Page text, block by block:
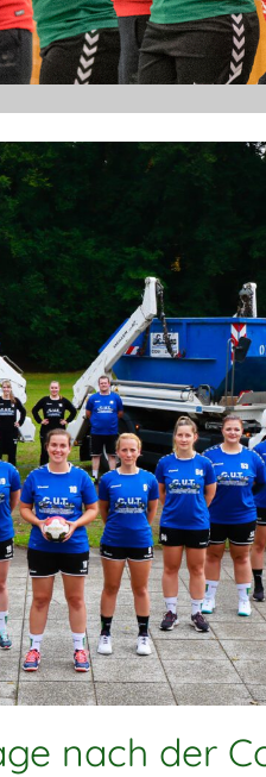
nach der